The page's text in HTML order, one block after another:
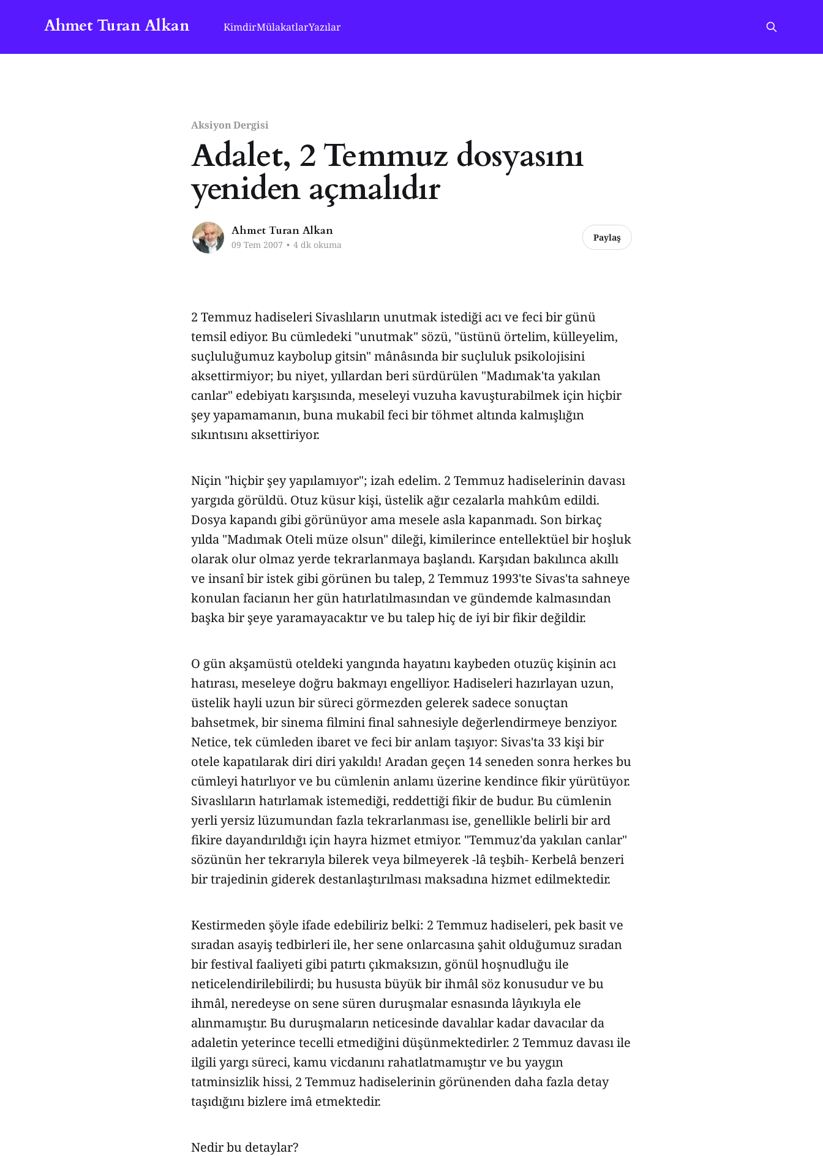
Ahmet Turan Alkan KimdirMülakatlarYazılar
Aksiyon Dergisi
Adalet, 2 Temmuz dosyasını
yeniden açmalıdır
Ahmet Turan Alkan
09 Tem 2007 • 4 dk okuma
Paylaş
2 Temmuz hadiseleri Sivaslıların unutmak istediği acı ve feci bir günü
temsil ediyor. Bu cümledeki "unutmak" sözü, "üstünü örtelim, külleyelim,
suçluluğumuz kaybolup gitsin" mânâsında bir suçluluk psikolojisini
aksettirmiyor; bu niyet, yıllardan beri sürdürülen "Madımak'ta yakılan
canlar" edebiyatı karşısında, meseleyi vuzuha kavuşturabilmek için hiçbir
şey yapamamanın, buna mukabil feci bir töhmet altında kalmışlığın
sıkıntısını aksettiriyor.
Niçin "hiçbir şey yapılamıyor"; izah edelim. 2 Temmuz hadiselerinin davası
yargıda görüldü. Otuz küsur kişi, üstelik ağır cezalarla mahkûm edildi.
Dosya kapandı gibi görünüyor ama mesele asla kapanmadı. Son birkaç
yılda "Madımak Oteli müze olsun" dileği, kimilerince entellektüel bir hoşluk
olarak olur olmaz yerde tekrarlanmaya başlandı. Karşıdan bakılınca akıllı
ve insanî bir istek gibi görünen bu talep, 2 Temmuz 1993'te Sivas'ta sahneye
konulan facianın her gün hatırlatılmasından ve gündemde kalmasından
başka bir şeye yaramayacaktır ve bu talep hiç de iyi bir fikir değildir.
O gün akşamüstü oteldeki yangında hayatını kaybeden otuzüç kişinin acı
hatırası, meseleye doğru bakmayı engelliyor. Hadiseleri hazırlayan uzun,
üstelik hayli uzun bir süreci görmezden gelerek sadece sonuçtan
bahsetmek, bir sinema filmini final sahnesiyle değerlendirmeye benziyor.
Netice, tek cümleden ibaret ve feci bir anlam taşıyor: Sivas'ta 33 kişi bir
otele kapatılarak diri diri yakıldı! Aradan geçen 14 seneden sonra herkes bu
cümleyi hatırlıyor ve bu cümlenin anlamı üzerine kendince fikir yürütüyor.
Sivaslıların hatırlamak istemediği, reddettiği fikir de budur. Bu cümlenin
yerli yersiz lüzumundan fazla tekrarlanması ise, genellikle belirli bir ard
fikire dayandırıldığı için hayra hizmet etmiyor. "Temmuz'da yakılan canlar"
sözünün her tekrarıyla bilerek veya bilmeyerek -lâ teşbih- Kerbelâ benzeri
bir trajedinin giderek destanlaştırılması maksadına hizmet edilmektedir.
Kestirmeden şöyle ifade edebiliriz belki: 2 Temmuz hadiseleri, pek basit ve
sıradan asayiş tedbirleri ile, her sene onlarcasına şahit olduğumuz sıradan
bir festival faaliyeti gibi patırtı çıkmaksızın, gönül hoşnudluğu ile
neticelendirilebilirdi; bu hususta büyük bir ihmâl söz konusudur ve bu
ihmâl, neredeyse on sene süren duruşmalar esnasında lâyıkıyla ele
alınmamıştır. Bu duruşmaların neticesinde davalılar kadar davacılar da
adaletin yeterince tecelli etmediğini düşünmektedirler. 2 Temmuz davası ile
ilgili yargı süreci, kamu vicdanını rahatlatmamıştır ve bu yaygın
tatminsizlik hissi, 2 Temmuz hadiselerinin görünenden daha fazla detay
taşıdığını bizlere imâ etmektedir.
Nedir bu detaylar?